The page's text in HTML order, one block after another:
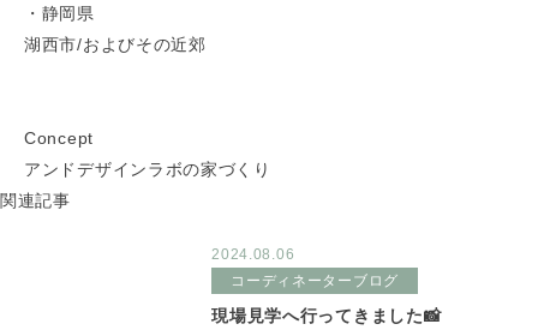
・静岡県
湖西市/およびその近郊
Concept
アンドデザインラボの家づくり
関連記事
2024.08.06
コーディネーターブログ
現場見学へ行ってきました📸